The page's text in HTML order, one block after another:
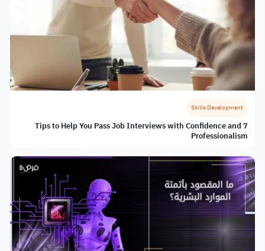
Skills Development
7 Tips to Help You Pass Job Interviews with Confidence and
Professionalism